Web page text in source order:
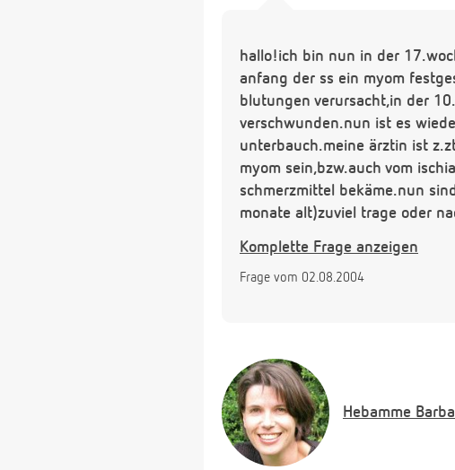
hallo!ich bin nun in der
anfang der ss ein myom
blutungen verursacht,in der
verschwunden.nun ist es
unterbauch.meine ärztin ist
myom sein,bzw.auch vom
schmerzmittel bekäme.nun
monate alt)zuviel trage oder
grüsse
Komplette Frage anzeigen
Frage vom 02.08.2004
Hebamme